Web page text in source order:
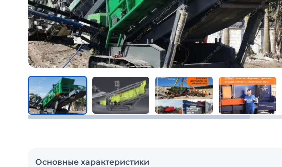
Основные характеристики